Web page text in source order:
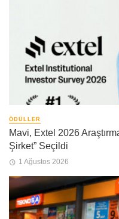
ÖDÜLLER
Mavi, Extel 2026
Şirket” Seçildi
1 Ağustos 2026